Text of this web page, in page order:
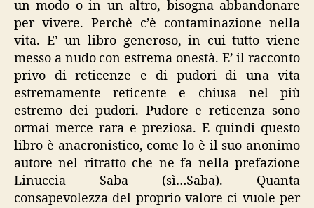
un modo o in un altro, bisogna abbandonare
per vivere. Perchè c’è contaminazione nella
vita. E’ un libro generoso, in cui tutto viene
messo a nudo con estrema onestà. E’ il racconto
privo di reticenze e di pudori di una vita
estremamente reticente e chiusa nel più
estremo dei pudori. Pudore e reticenza sono
ormai merce rara e preziosa. E quindi questo
libro è anacronistico, come lo è il suo anonimo
autore nel ritratto che ne fa nella prefazione
Linuccia Saba (sì…Saba). Quanta
consapevolezza del proprio valore ci vuole per